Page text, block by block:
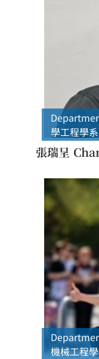
學工程學系
張瑞呈
機械工程